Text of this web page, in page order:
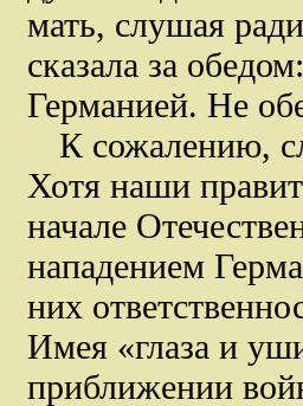
мать, слушая
сказала за
Германией. Не
К сожалению,
Хотя наши
начале
нападением
них
Имея «глаза и
приближении